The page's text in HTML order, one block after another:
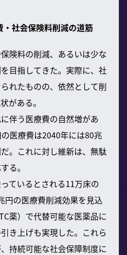
社会保険料削減の道筋
険料の削減、あるいは少な
目指してきた。実際に、社
れたものの、依然として削
がある。
伴う医療費の自然増があ
医療費は2040年には80兆
。これに対し維新は、無駄
る。
ているとされる11万床の
円の医療費削減効果を見込
薬）で代替可能な医薬品に
き上げも実現した。これら
持続可能な社会保障制度に